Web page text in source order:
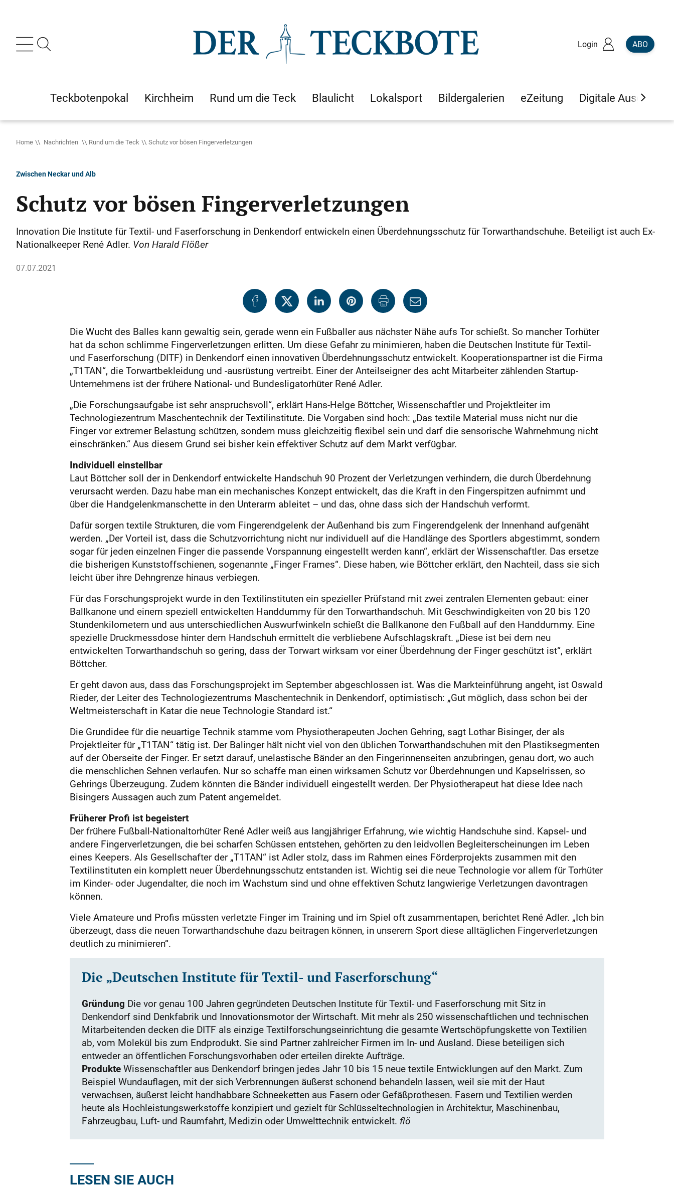
Login ABO
Teckbotenpokal Kirchheim Rund um die Teck Blaulicht Lokalsport Bildergalerien eZeitung Digitale Ausgaben
Home Nachrichten Rund um die Teck Schutz vor bösen Fingerverletzungen
Zwischen Neckar und Alb
Schutz vor bösen Fingerverletzungen
Innovation Die Institute für Textil- und Faserforschung in Denkendorf entwickeln einen Überdehnungsschutz für Torwarthandschuhe. Beteiligt ist auch Ex-
Nationalkeeper René Adler. Von Harald Flößer
07.07.2021
Die Wucht des Balles kann gewaltig sein, gerade wenn ein Fußballer aus nächster Nähe aufs Tor schießt. So mancher Torhüter
hat da schon schlimme Fingerverletzungen erlitten. Um diese Gefahr zu minimieren, haben die Deutschen Institute für Textil-
und Faserforschung (DITF) in Denkendorf einen innovativen Überdehnungsschutz entwickelt. Kooperationspartner ist die Firma
„T1TAN“, die Torwartbekleidung und -ausrüstung vertreibt. Einer der Anteilseigner des acht Mitarbeiter zählenden Startup-
Unternehmens ist der frühere National- und Bundesligatorhüter René Adler.
„Die Forschungsaufgabe ist sehr anspruchsvoll“, erklärt Hans-Helge Böttcher, Wissenschaftler und Projektleiter im
Technologiezentrum Maschentechnik der Textilinstitute. Die Vorgaben sind hoch: „Das textile Material muss nicht nur die
Finger vor extremer Belastung schützen, sondern muss gleichzeitig flexibel sein und darf die sensorische Wahrnehmung nicht
einschränken.“ Aus diesem Grund sei bisher kein effektiver Schutz auf dem Markt verfügbar.
Individuell einstellbar
Laut Böttcher soll der in Denkendorf entwickelte Handschuh 90 Prozent der Verletzungen verhindern, die durch Überdehnung
verursacht werden. Dazu habe man ein mechanisches Konzept entwickelt, das die Kraft in den Fingerspitzen aufnimmt und
über die Handgelenkmanschette in den Unterarm ableitet – und das, ohne dass sich der Handschuh verformt.
Dafür sorgen textile Strukturen, die vom Fingerendgelenk der Außenhand bis zum Fingerendgelenk der Innenhand aufgenäht
werden. „Der Vorteil ist, dass die Schutzvorrichtung nicht nur individuell auf die Handlänge des Sportlers abgestimmt, sondern
sogar für jeden einzelnen Finger die passende Vorspannung eingestellt werden kann“, erklärt der Wissenschaftler. Das ersetze
die bisherigen Kunststoffschienen, sogenannte „Finger Frames“. Diese haben, wie Böttcher erklärt, den Nachteil, dass sie sich
leicht über ihre Dehngrenze hinaus verbiegen.
Für das Forschungsprojekt wurde in den Textilinstituten ein spezieller Prüfstand mit zwei zentralen Elementen gebaut: einer
Ballkanone und einem speziell entwickelten Handdummy für den Torwarthandschuh. Mit Geschwindigkeiten von 20 bis 120
Stundenkilometern und aus unterschiedlichen Auswurfwinkeln schießt die Ballkanone den Fußball auf den Handdummy. Eine
spezielle Druckmessdose hinter dem Handschuh ermittelt die verbliebene Aufschlagskraft. „Diese ist bei dem neu
entwickelten Torwarthandschuh so gering, dass der Torwart wirksam vor einer Überdehnung der Finger geschützt ist“, erklärt
Böttcher.
Er geht davon aus, dass das Forschungsprojekt im September abgeschlossen ist. Was die Markteinführung angeht, ist Oswald
Rieder, der Leiter des Technologiezentrums Maschentechnik in Denkendorf, optimistisch: „Gut möglich, dass schon bei der
Weltmeisterschaft in Katar die neue Technologie Standard ist.“
Die Grundidee für die neuartige Technik stamme vom Physiotherapeuten Jochen Gehring, sagt Lothar Bisinger, der als
Projektleiter für „T1TAN“ tätig ist. Der Balinger hält nicht viel von den üblichen Torwarthandschuhen mit den Plastiksegmenten
auf der Oberseite der Finger. Er setzt darauf, unelastische Bänder an den Fingerinnenseiten anzubringen, genau dort, wo auch
die menschlichen Sehnen verlaufen. Nur so schaffe man einen wirksamen Schutz vor Überdehnungen und Kapselrissen, so
Gehrings Überzeugung. Zudem könnten die Bänder individuell eingestellt werden. Der Physiotherapeut hat diese Idee nach
Bisingers Aussagen auch zum Patent angemeldet.
Früherer Profi ist begeistert
Der frühere Fußball-Nationaltorhüter René Adler weiß aus langjähriger Erfahrung, wie wichtig Handschuhe sind. Kapsel- und
andere Fingerverletzungen, die bei scharfen Schüssen entstehen, gehörten zu den leidvollen Begleiterscheinungen im Leben
eines Keepers. Als Gesellschafter der „T1TAN“ ist Adler stolz, dass im Rahmen eines Förderprojekts zusammen mit den
Textilinstituten ein komplett neuer Überdehnungsschutz entstanden ist. Wichtig sei die neue Technologie vor allem für Torhüter
im Kinder- oder Jugendalter, die noch im Wachstum sind und ohne effektiven Schutz langwierige Verletzungen davontragen
können.
Viele Amateure und Profis müssten verletzte Finger im Training und im Spiel oft zusammentapen, berichtet René Adler. „Ich bin
überzeugt, dass die neuen Torwarthandschuhe dazu beitragen können, in unserem Sport diese alltäglichen Fingerverletzungen
deutlich zu minimieren“.
Die „Deutschen Institute für Textil- und Faserforschung“
Gründung Die vor genau 100 Jahren gegründeten Deutschen Institute für Textil- und Faserforschung mit Sitz in
Denkendorf sind Denkfabrik und Innovationsmotor der Wirtschaft. Mit mehr als 250 wissenschaftlichen und technischen
Mitarbeitenden decken die DITF als einzige Textilforschungseinrichtung die gesamte Wertschöpfungskette von Textilien
ab, vom Molekül bis zum Endprodukt. Sie sind Partner zahlreicher Firmen im In- und Ausland. Diese beteiligen sich
entweder an öffentlichen Forschungsvorhaben oder erteilen direkte Aufträge.
ProdukteWissenschaftler aus Denkendorf bringen jedes Jahr 10 bis 15 neue textile Entwicklungen auf den Markt. Zum
Beispiel Wundauflagen, mit der sich Verbrennungen äußerst schonend behandeln lassen, weil sie mit der Haut
verwachsen, äußerst leicht handhabbare Schneeketten aus Fasern oder Gefäßprothesen. Fasern und Textilien werden
heute als Hochleistungswerkstoffe konzipiert und gezielt für Schlüsseltechnologien in Architektur, Maschinenbau,
Fahrzeugbau, Luft- und Raumfahrt, Medizin oder Umwelttechnik entwickelt. flö
LESEN SIE AUCH